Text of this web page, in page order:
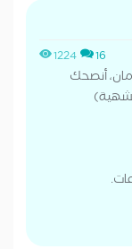
1224 16
أنصحك